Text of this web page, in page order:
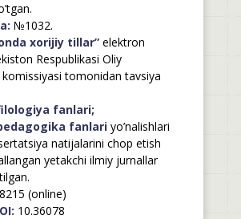
№1032.
xorijiy tillar”elektron
Respublikasi Oliy
tomonidan tavsiya
fanlari;
fanlariyo’nalishlari
natijalarini chop etish
yetakchi ilmiy jurnallar
(online)
10.36078